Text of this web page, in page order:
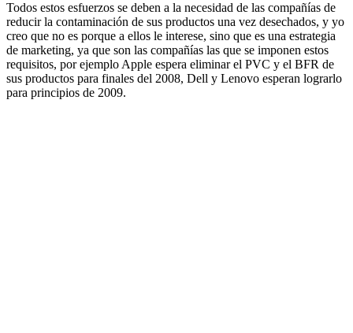
Todos estos esfuerzos se deben a la necesidad de las compañías de
reducir la contaminación de sus productos una vez desechados, y yo
creo que no es porque a ellos le interese, sino que es una estrategia
de marketing, ya que son las compañías las que se imponen estos
requisitos, por ejemplo Apple espera eliminar el PVC y el BFR de
sus productos para finales del 2008, Dell y Lenovo esperan lograrlo
para principios de 2009.